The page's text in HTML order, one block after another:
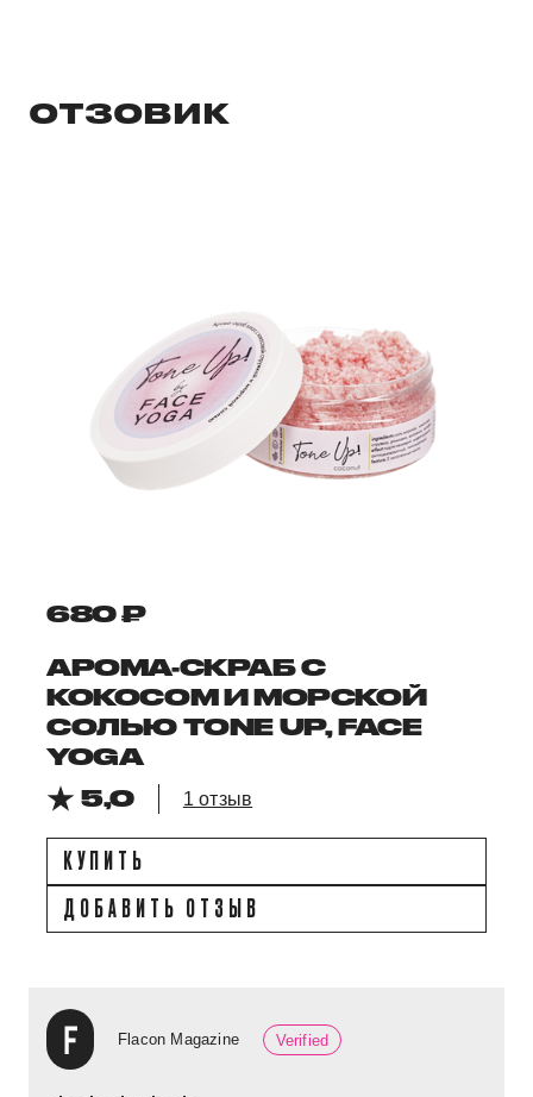
ОТЗОВИК
680 ₽
АРОМА-СКРАБ C
КОКОСОМ И МОРСКОЙ
СОЛЬЮ TONE UP, FACE
YOGA
5,0
1 отзыв
КУПИТЬ
ДОБАВИТЬ ОТЗЫВ
Flacon Magazine Verified